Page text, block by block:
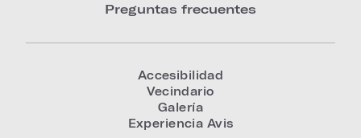
Preguntas frecuentes
Accesibilidad
Vecindario
Galería
Experiencia Avis